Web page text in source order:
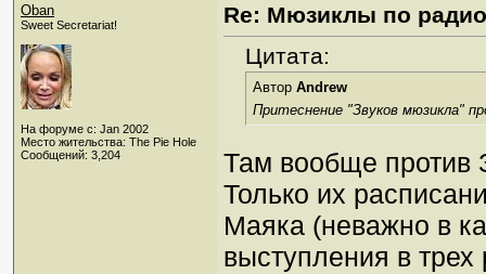
Oban
Sweet Secretariat!
На форуме с: Jan 2002
Место жительства: The Pie Hole
Сообщений: 3,204
Re: Мюзиклы по радио
Цитата:
Автор Andrew
Притеснение "Звуков мюзикла"
Там вообще против
Только их
Маяка (неважно в
выступления в